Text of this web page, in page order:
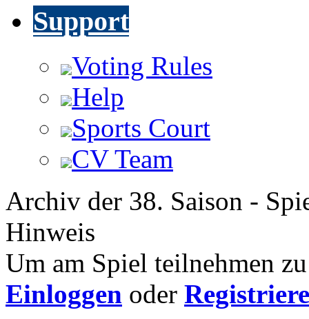
Support
Voting Rules
Help
Sports Court
CV Team
Archiv der 38. Saison -
Hinweis
Um am Spiel teilnehmen
Einloggen oder